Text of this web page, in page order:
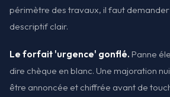
périmètre des travaux, il faut
descriptif clair.
Le forfait 'urgence' gonflé. Panne
dire chèque en blanc. Une majoration
être annoncée et chiffrée avant de